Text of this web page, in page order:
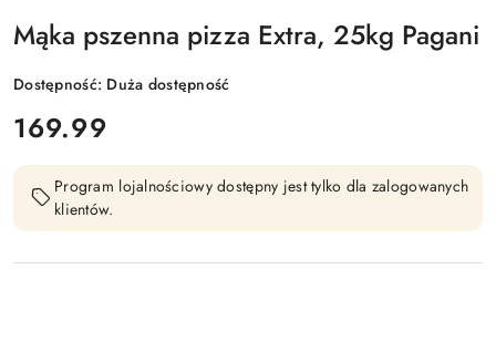
Mąka pszenna pizza Extra, 25kg Pagani
Dostępność: Duża dostępność
cena:
169.99
Program lojalnościowy dostępny jest tylko dla zalogowanych
klientów.